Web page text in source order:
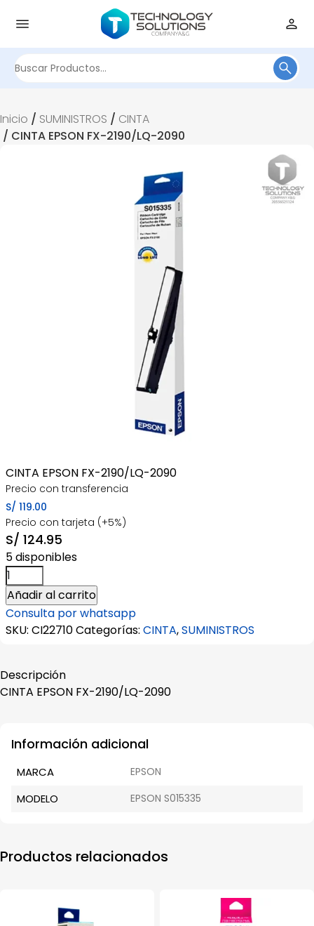
Inicio / SUMINISTROS / CINTA
/ CINTA EPSON FX-2190/LQ-2090
CINTA EPSON FX-2190/LQ-2090
Precio con transferencia
S/ 119.00
Precio con tarjeta (+5%)
S/ 124.95
5 disponibles
CINTA
EPSON
FX-
2190/LQ-
Añadir al carrito
Consulta por whatsapp
SKU: CI22710Categorías: CINTA,SUMINISTROS
Descripción
CINTA EPSON FX-2190/LQ-2090
Información adicional
MARCA EPSON
MODELO EPSON S015335
Productos relacionados